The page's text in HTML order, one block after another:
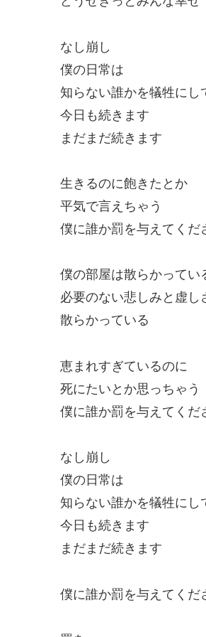
なし崩し
僕の日常は
知らない誰かを犠牲にし
今日も続きます
まだまだ続きます
生きるのに飽きたとか
平気で言えちゃう
僕に誰か罰を与えてくだ
僕の部屋は散らかってい
必要のない悲しみと虚し
散らかっている
恵まれすぎているのに
死にたいとか思っちゃう
僕に誰か罰を与えてくだ
なし崩し
僕の日常は
知らない誰かを犠牲にし
今日も続きます
まだまだ続きます
僕に誰か罰を与えてくだ